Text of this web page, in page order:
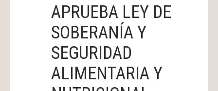
APRUEBA LEY DE
SOBERANÍA Y
SEGURIDAD
ALIMENTARIA Y